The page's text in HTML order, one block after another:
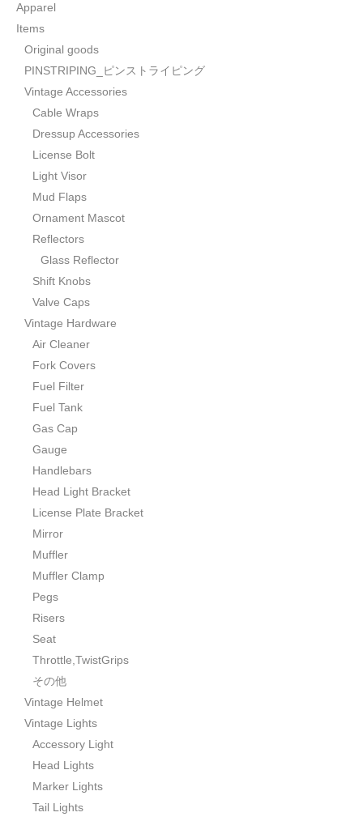
Apparel
Items
Original goods
PINSTRIPING_ピンストライピング
Vintage Accessories
Cable Wraps
Dressup Accessories
License Bolt
Light Visor
Mud Flaps
Ornament Mascot
Reflectors
Glass Reflector
Shift Knobs
Valve Caps
Vintage Hardware
Air Cleaner
Fork Covers
Fuel Filter
Fuel Tank
Gas Cap
Gauge
Handlebars
Head Light Bracket
License Plate Bracket
Mirror
Muffler
Muffler Clamp
Pegs
Risers
Seat
Throttle,TwistGrips
その他
Vintage Helmet
Vintage Lights
Accessory Light
Head Lights
Marker Lights
Tail Lights